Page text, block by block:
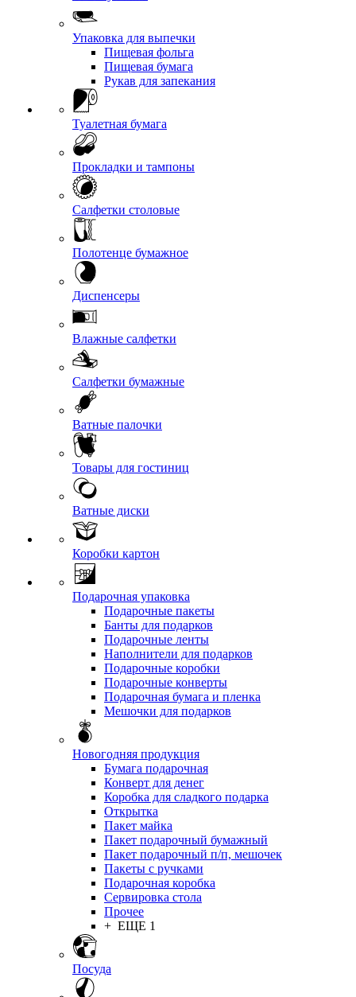
Упаковка для выпечки
Пищевая фольга
Пищевая бумага
Рукав для запекания
Туалетная бумага
Прокладки и тампоны
Салфетки столовые
Полотенце бумажное
Диспенсеры
Влажные салфетки
Салфетки бумажные
Ватные палочки
Товары для гостиниц
Ватные диски
Коробки картон
Подарочная упаковка
Подарочные пакеты
Банты для подарков
Подарочные ленты
Наполнители для подарков
Подарочные коробки
Подарочные конверты
Подарочная бумага и пленка
Мешочки для подарков
Новогодняя продукция
Бумага подарочная
Конверт для денег
Коробка для сладкого подарка
Открытка
Пакет майка
Пакет подарочный бумажный
Пакет подарочный п/п, мешочек
Пакеты с ручками
Подарочная коробка
Сервировка стола
Прочее
+ ЕЩЕ 1
Посуда